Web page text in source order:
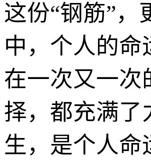
这份“钢筋”
中，个人的
在一次又一次
择，都充满了
生，是个人命